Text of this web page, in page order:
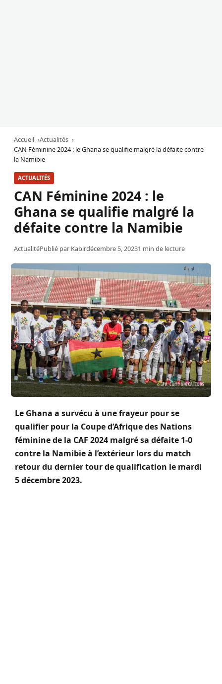
Accueil
Actualités
CAN Féminine 2024 : le Ghana se qualifie malgré la défaite contre
la Namibie
ACTUALITÉS
CAN Féminine 2024 : le
Ghana se qualifie malgré la
défaite contre la Namibie
ActualitéPublié par Kabirdécembre 5, 20231 min de lecture
Le Ghana a survécu à une frayeur pour se
qualifier pour la Coupe d’Afrique des Nations
féminine de la CAF 2024 malgré sa défaite 1-0
contre la Namibie à l’extérieur lors du match
retour du dernier tour de qualification le mardi
5 décembre 2023.